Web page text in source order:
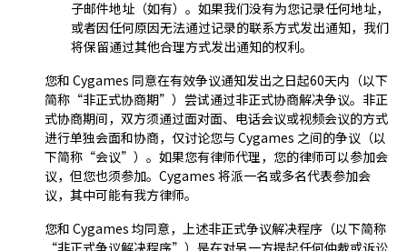
子邮件地址（如有）。如果我们没有为您记录任何地址，
或者因任何原因无法通过记录的联系方式发出通知，我们
将保留通过其他合理方式发出通知的权利。
您和 Cygames 同意在有效争议通知发出之日起60天内（以下
简称“非正式协商期”）尝试通过非正式协商解决争议。非正
式协商期间，双方须通过面对面、电话会议或视频会议的方式
进行单独会面和协商，仅讨论您与 Cygames 之间的争议（以
下简称“会议”）。如果您有律师代理，您的律师可以参加会
议，但您也须参加。Cygames 将派一名或多名代表参加会
议，其中可能有我方律师。
您和 Cygames 均同意，上述非正式争议解决程序（以下简称
“非正式争议解决程序”）是在对另一方提起任何仲裁或诉讼